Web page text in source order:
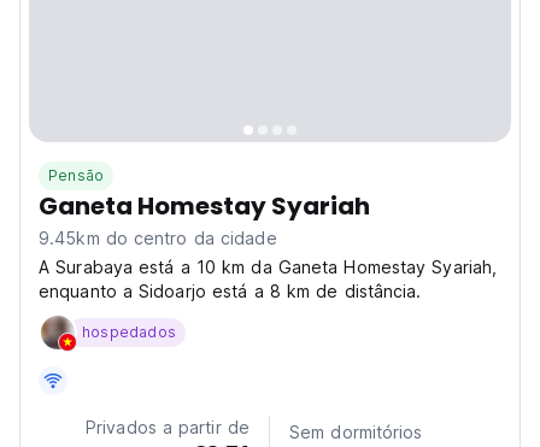
Pensão
Ganeta Homestay Syariah
9.45km do centro da cidade
A Surabaya está a 10 km da Ganeta Homestay Syariah,
enquanto a Sidoarjo está a 8 km de distância.
hospedados
Privados a partir de
Sem dormitórios